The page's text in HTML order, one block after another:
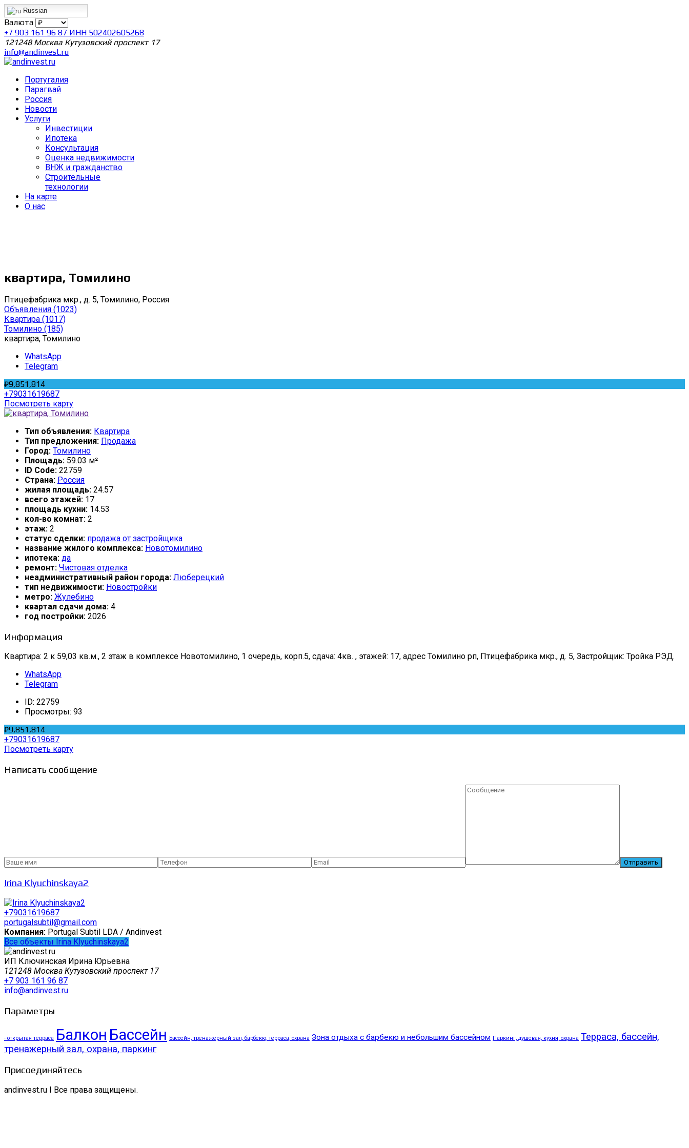
Russian
Валюта
+7 903 161 96 87 ИНН 502402605268
121248 Москва Кутузовский проспект 17
info@andinvest.ru
Португалия
Парагвай
Россия
Новости
Услуги
Инвестиции
Ипотека
Консультация
Оценка недвижимости
ВНЖ и гражданство
Строительные
технологии
На карте
О нас
квартира, Томилино
Птицефабрика мкр., д. 5, Томилино, Россия
Объявления (1023)
Квартира (1017)
Томилино (185)
квартира, Томилино
WhatsApp
Telegram
₽9,851,814
+79031619687
Посмотреть карту
Тип объявления: Квартира
Тип предложения: Продажа
Город: Томилино
Площадь: 59.03 м²
ID Code: 22759
Страна: Россия
жилая площадь: 24.57
всего этажей: 17
площадь кухни: 14.53
кол-во комнат: 2
этаж: 2
статус сделки: продажа от застройщика
название жилого комплекса: Новотомилино
ипотека: да
ремонт: Чистовая отделка
неадминистративный район города: Люберецкий
тип недвижимости: Новостройки
метро: Жулебино
квартал сдачи дома: 4
год постройки: 2026
Информация
Квартира: 2 к 59,03 кв.м., 2 этаж в комплексе Новотомилино, 1 очередь, корп.5, сдача: 4кв. , этажей: 17, адрес Томилино рп, Птицефабрика мкр., д. 5, Застройщик: Тройка РЭД.
WhatsApp
Telegram
ID: 22759
Просмотры: 93
₽9,851,814
+79031619687
Посмотреть карту
Написать сообщение
Irina Klyuchinskaya2
+79031619687
portugalsubtil@gmail.com
Компания: Portugal Subtil LDA / Andinvest
Все объекты Irina Klyuchinskaya2
ИП Ключинская Ирина Юрьевна
121248 Москва Кутузовский проспект 17
+7 903 161 96 87
info@andinvest.ru
Параметры
- открытая терраса Балкон Бассейн Бассейн, тренажерный зал, барбекю, терраса, охрана Зона отдыха с барбекю и небольшим бассейном Паркинг, душевая, кухня, охрана Терраса, бассейн,
тренажерный зал, охрана, паркинг
Присоединяйтесь
andinvest.ru I Все права защищены.